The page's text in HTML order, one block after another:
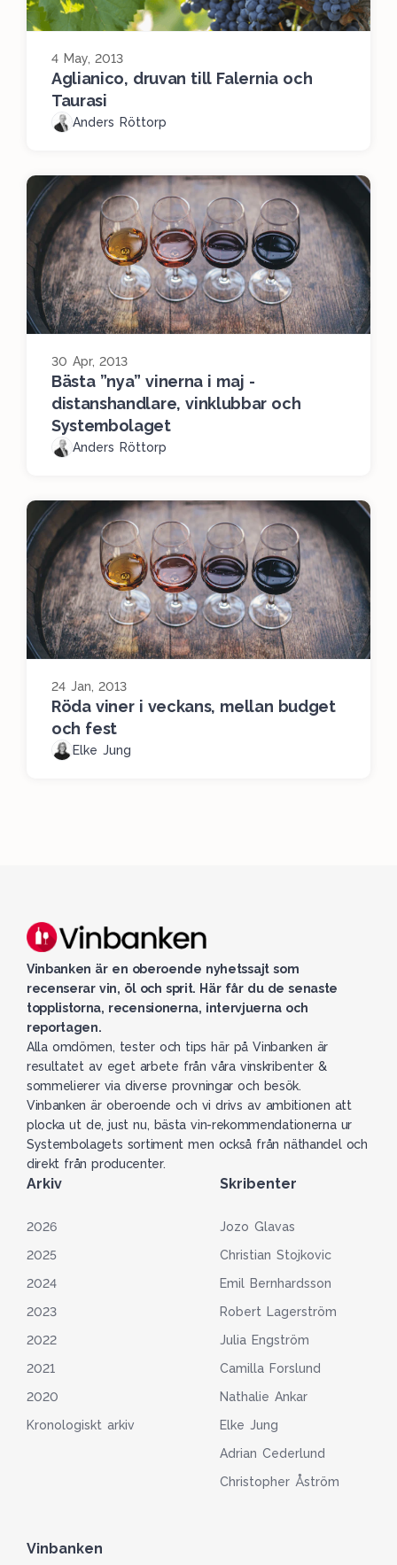
4 May, 2013
Aglianico, druvan till Falernia och
Taurasi
Anders Röttorp
30 Apr, 2013
Bästa ”nya” vinerna i maj -
distanshandlare, vinklubbar och
Systembolaget
Anders Röttorp
24 Jan, 2013
Röda viner i veckans, mellan budget
och fest
Elke Jung
Vinbanken är en oberoende nyhetssajt som
recenserar vin, öl och sprit. Här får du de senaste
topplistorna, recensionerna, intervjuerna och
reportagen.
Alla omdömen, tester och tips här på Vinbanken är
resultatet av eget arbete från våra vinskribenter &
sommelierer via diverse provningar och besök.
Vinbanken är oberoende och vi drivs av ambitionen att
plocka ut de, just nu, bästa vin-rekommendationerna ur
Systembolagets sortiment men också från näthandel och
direkt från producenter.
Arkiv
2026
2025
2024
2023
2022
2021
2020
Kronologiskt arkiv
Skribenter
Jozo Glavas
Christian Stojkovic
Emil Bernhardsson
Robert Lagerström
Julia Engström
Camilla Forslund
Nathalie Ankar
Elke Jung
Adrian Cederlund
Christopher Åström
Vinbanken